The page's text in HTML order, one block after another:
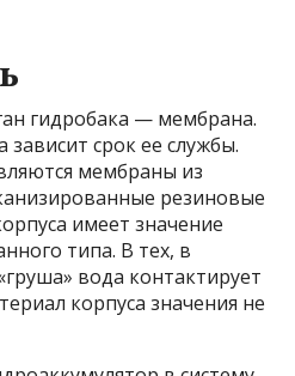
гидробака — мембрана.
срок ее службы.
мембраны из
резиновые
имеет значение
типа. В тех, в
вода контактирует
корпуса значения не